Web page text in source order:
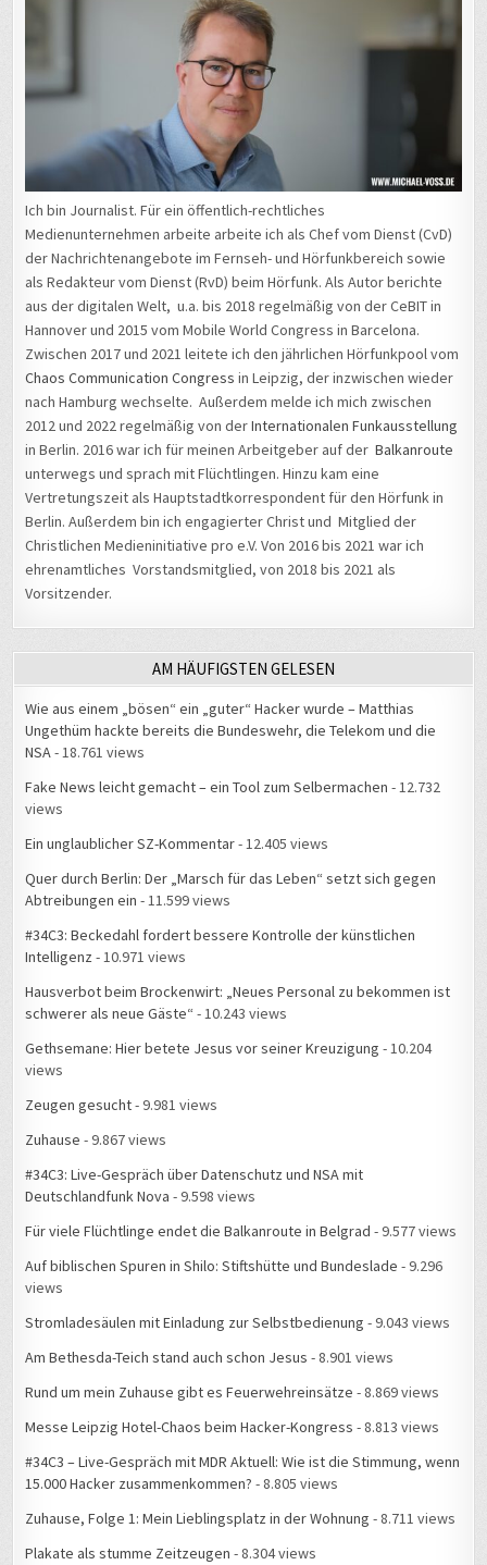
Ich bin Journalist. Für ein öffentlich-rechtliches
Medienunternehmen arbeite arbeite ich als Chef vom Dienst (CvD)
der Nachrichtenangebote im Fernseh- und Hörfunkbereich sowie
als Redakteur vom Dienst (RvD) beim Hörfunk. Als Autor berichte
aus der digitalen Welt, u.a. bis 2018 regelmäßig von der CeBIT in
Hannover und 2015 vom Mobile World Congress in Barcelona.
Zwischen 2017 und 2021 leitete ich den jährlichen Hörfunkpool vom
Chaos Communication Congress in Leipzig, der inzwischen wieder
nach Hamburg wechselte. Außerdem melde ich mich zwischen
2012 und 2022 regelmäßig von derInternationalen Funkausstellung
in Berlin. 2016 war ich für meinen Arbeitgeber auf derBalkanroute
unterwegs und sprach mit Flüchtlingen. Hinzu kam eine
Vertretungszeit als Hauptstadtkorrespondent für den Hörfunk in
Berlin. Außerdem bin ich engagierter Christ und Mitglied der
Christlichen Medieninitiative pro e.V. Von 2016 bis 2021 war ich
ehrenamtliches Vorstandsmitglied, von 2018 bis 2021 als
Vorsitzender.
AM HÄUFIGSTEN GELESEN
Wie aus einem „bösen“ ein „guter“ Hacker wurde – Matthias
Ungethüm hackte bereits die Bundeswehr, die Telekom und die
NSA- 18.761 views
Fake News leicht gemacht – ein Tool zum Selbermachen - 12.732
views
Ein unglaublicher SZ-Kommentar- 12.405 views
Quer durch Berlin: Der „Marsch für das Leben“ setzt sich gegen
Abtreibungen ein - 11.599 views
#34C3: Beckedahl fordert bessere Kontrolle der künstlichen
Intelligenz - 10.971 views
Hausverbot beim Brockenwirt: „Neues Personal zu bekommen ist
schwerer als neue Gäste“ - 10.243 views
Gethsemane: Hier betete Jesus vor seiner Kreuzigung - 10.204
views
Zeugen gesucht- 9.981 views
Zuhause - 9.867 views
#34C3: Live-Gespräch über Datenschutz und NSA mit
Deutschlandfunk Nova - 9.598 views
Für viele Flüchtlinge endet die Balkanroute in Belgrad - 9.577 views
Auf biblischen Spuren in Shilo: Stiftshütte und Bundeslade - 9.296
views
Stromladesäulen mit Einladung zur Selbstbedienung - 9.043 views
Am Bethesda-Teich stand auch schon Jesus - 8.901 views
Rund um mein Zuhause gibt es Feuerwehreinsätze - 8.869 views
Messe Leipzig Hotel-Chaos beim Hacker-Kongress - 8.813 views
#34C3 – Live-Gespräch mit MDR Aktuell: Wie ist die Stimmung, wenn
15.000 Hacker zusammenkommen? - 8.805 views
Zuhause, Folge 1: Mein Lieblingsplatz in der Wohnung - 8.711 views
Plakate als stumme Zeitzeugen - 8.304 views